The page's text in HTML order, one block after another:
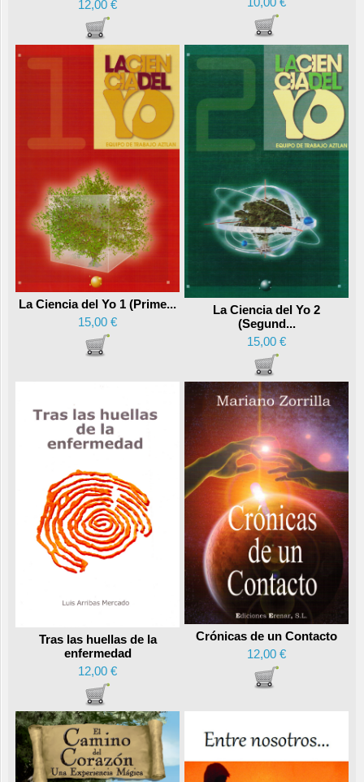
12,00 €
La Ciencia del Yo 1 (Prime...
15,00 €
La Ciencia del Yo 2
(Segund...
15,00 €
Tras las huellas de la
enfermedad
12,00 €
Crónicas de un Contacto
12,00 €